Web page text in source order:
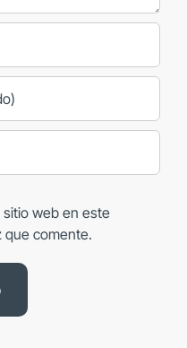
sitio web en este
que comente.